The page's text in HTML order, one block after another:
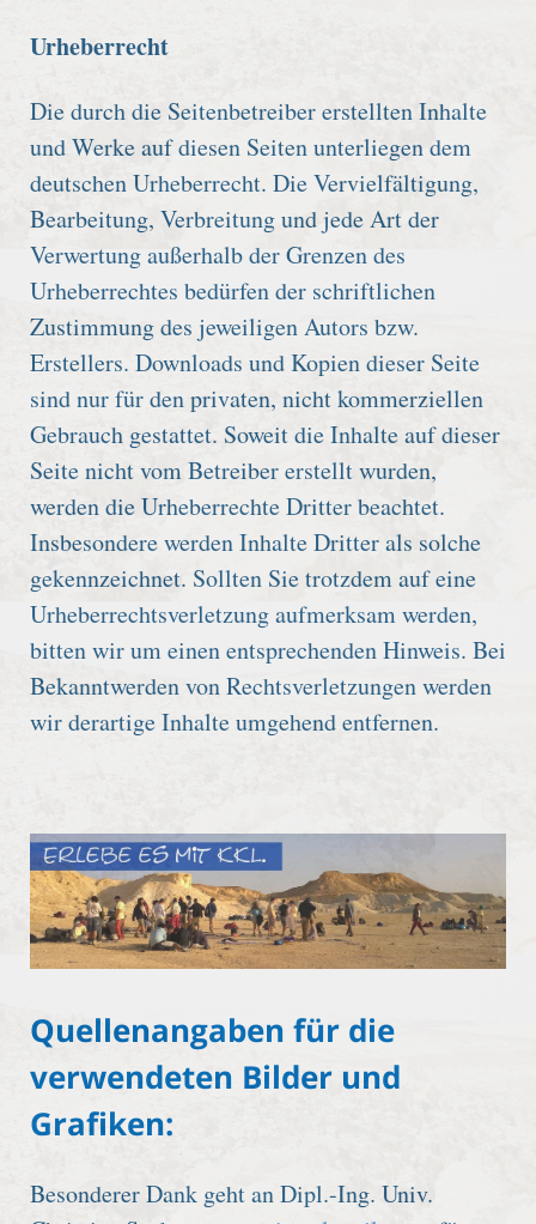
Urheberrecht
Die durch die Seitenbetreiber erstellten Inhalte
und Werke auf diesen Seiten unterliegen dem
deutschen Urheberrecht. Die Vervielfältigung,
Bearbeitung, Verbreitung und jede Art der
Verwertung außerhalb der Grenzen des
Urheberrechtes bedürfen der schriftlichen
Zustimmung des jeweiligen Autors bzw.
Erstellers. Downloads und Kopien dieser Seite
sind nur für den privaten, nicht kommerziellen
Gebrauch gestattet. Soweit die Inhalte auf dieser
Seite nicht vom Betreiber erstellt wurden,
werden die Urheberrechte Dritter beachtet.
Insbesondere werden Inhalte Dritter als solche
gekennzeichnet. Sollten Sie trotzdem auf eine
Urheberrechtsverletzung aufmerksam werden,
bitten wir um einen entsprechenden Hinweis. Bei
Bekanntwerden von Rechtsverletzungen werden
wir derartige Inhalte umgehend entfernen.
Quellenangaben für die
verwendeten Bilder und
Grafiken:
Besonderer Dank geht an Dipl.-Ing. Univ.